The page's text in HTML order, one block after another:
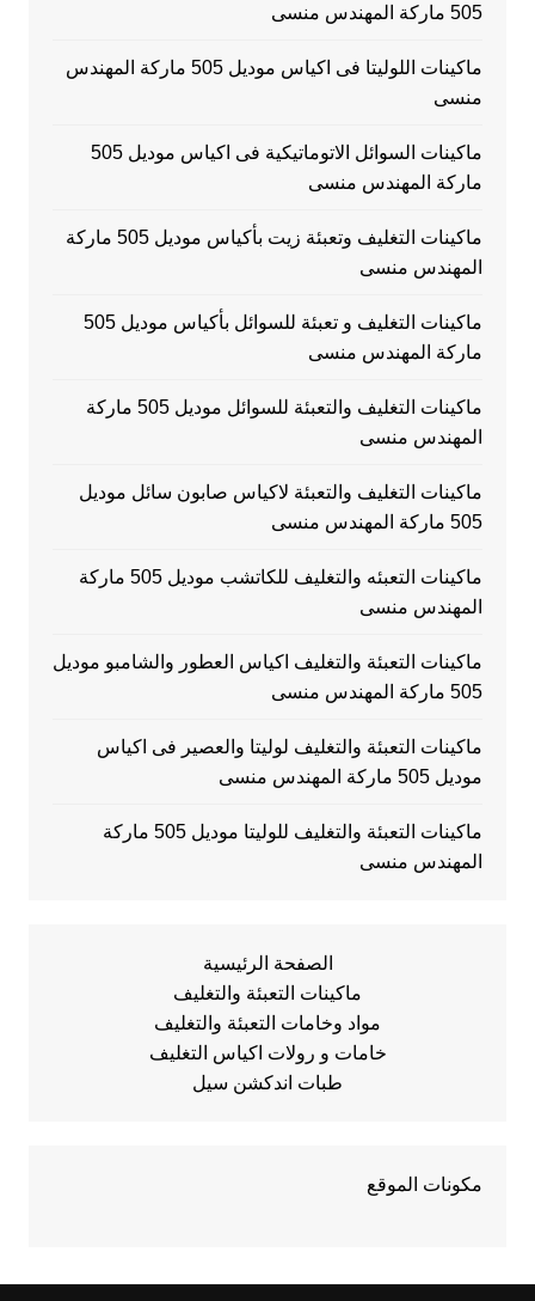
505 ماركة المهندس منسى
ماكينات اللوليتا فى اكياس موديل 505 ماركة المهندس
منسى
ماكينات السوائل الاتوماتيكية فى اكياس موديل 505
ماركة المهندس منسى
ماكينات التغليف وتعبئة زيت بأكياس موديل 505 ماركة
المهندس منسى
ماكينات التغليف و تعبئة للسوائل بأكياس موديل 505
ماركة المهندس منسى
ماكينات التغليف والتعبئة للسوائل موديل 505 ماركة
المهندس منسى
ماكينات التغليف والتعبئة لاكياس صابون سائل موديل
505 ماركة المهندس منسى
ماكينات التعبئه والتغليف للكاتشب موديل 505 ماركة
المهندس منسى
ماكينات التعبئة والتغليف اكياس العطور والشامبو موديل
505 ماركة المهندس منسى
ماكينات التعبئة والتغليف لوليتا والعصير فى اكياس
موديل 505 ماركة المهندس منسى
ماكينات التعبئة والتغليف للوليتا موديل 505 ماركة
المهندس منسى
الصفحة الرئيسية
ماكينات التعبئة والتغليف
مواد وخامات التعبئة والتغليف
خامات و رولات اكياس التغليف
طبات اندكشن سيل
مكونات الموقع